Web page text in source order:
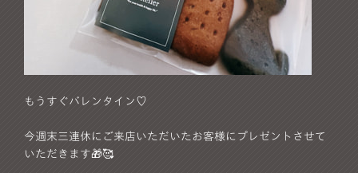
もうすぐバレンタイン♡
今週末三連休にご来店いただいたお客様にプレゼントさせて
いただきます🎁🥰